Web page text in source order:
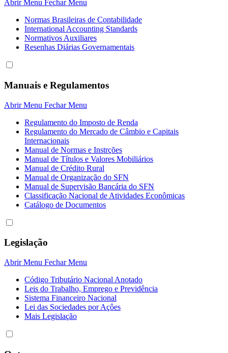
Abrir Menu Fechar Menu
Normas Brasileiras de Contabilidade
International Accounting Standards
Normativos Auxiliares
Resenhas Diárias Governamentais
Manuais e Regulamentos
Abrir Menu Fechar Menu
Regulamento do Imposto de Renda
Regulamento do Mercado de Câmbio e Capitais
Internacionais
Manual de Normas e Instrções
Manual de Títulos e Valores Mobiliários
Manual de Crédito Rural
Manual de Organização do SFN
Manual de Supervisão Bancária do SFN
Classificação Nacional de Atividades Econômicas
Catálogo de Documentos
Legislação
Abrir Menu Fechar Menu
Código Tributário Nacional Anotado
Leis do Trabalho, Emprego e Previdência
Sistema Financeiro Nacional
Lei das Sociedades por Açôes
Mais Legislação